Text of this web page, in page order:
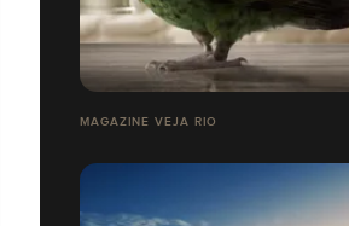
MAGAZINE VEJA RIO